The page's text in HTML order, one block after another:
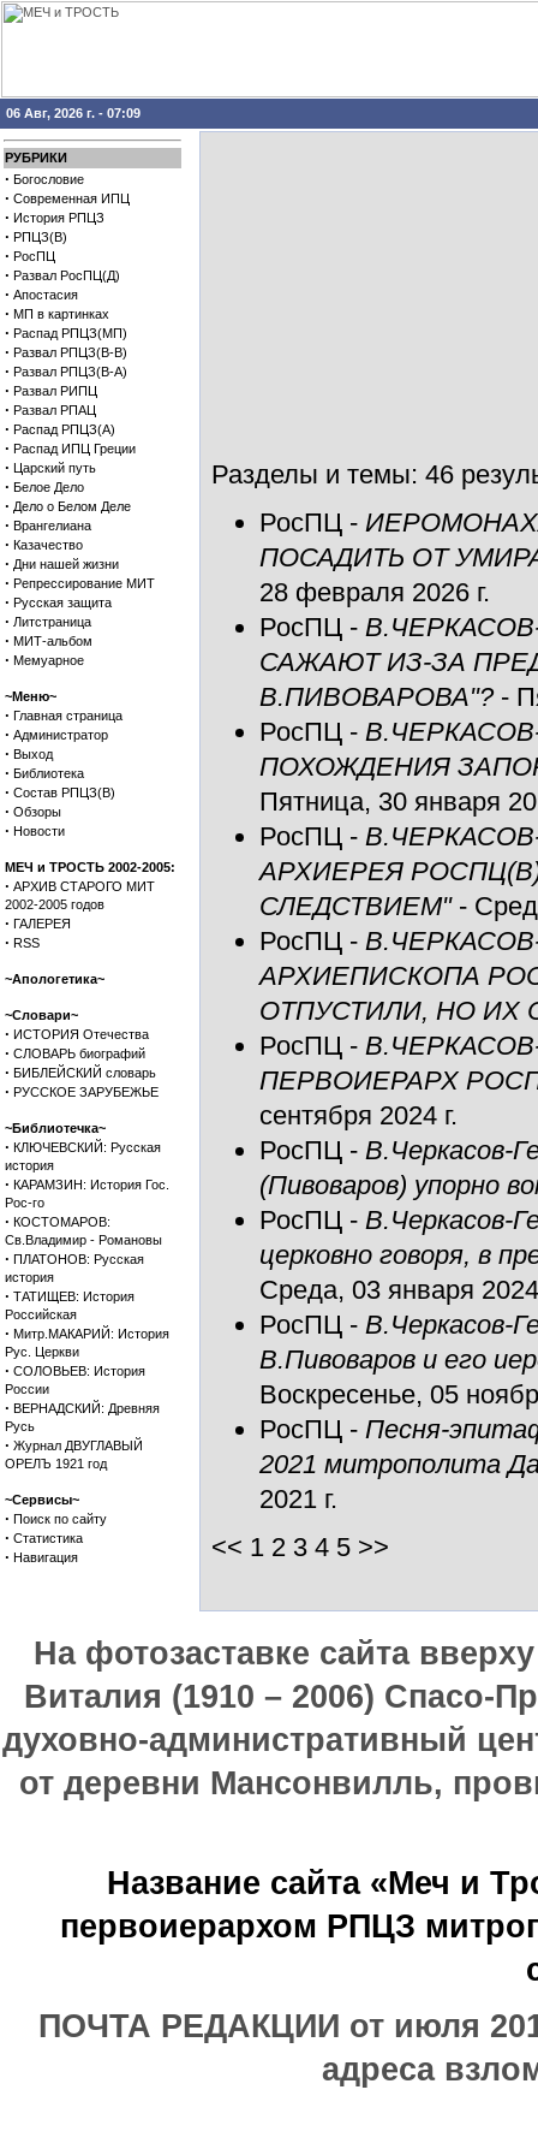
06 Авг, 2026 г. - 07:09
РУБРИКИ
· Богословие
· Современная ИПЦ
· История РПЦЗ
· РПЦЗ(В)
· РосПЦ
· Развал РосПЦ(Д)
· Апостасия
· МП в картинках
· Распад РПЦЗ(МП)
· Развал РПЦЗ(В-В)
· Развал РПЦЗ(В-А)
· Развал РИПЦ
· Развал РПАЦ
· Распад РПЦЗ(А)
· Распад ИПЦ Греции
· Царский путь
· Белое Дело
· Дело о Белом Деле
· Врангелиана
· Казачество
· Дни нашей жизни
· Репрессирование МИТ
· Русская защита
· Литстраница
· МИТ-альбом
· Мемуарное
~Меню~
· Главная страница
· Администратор
· Выход
· Библиотека
· Состав РПЦЗ(В)
· Обзоры
· Новости
МЕЧ и ТРОСТЬ 2002-2005:
· АРХИВ СТАРОГО МИТ
2002-2005 годов
· ГАЛЕРЕЯ
· RSS
~Апологетика~
~Словари~
· ИСТОРИЯ Отечества
· СЛОВАРЬ биографий
· БИБЛЕЙСКИЙ словарь
· РУССКОЕ ЗАРУБЕЖЬЕ
~Библиотечка~
· КЛЮЧЕВСКИЙ: Русская
история
· КАРАМЗИН: История Гос.
Рос-го
· КОСТОМАРОВ:
Св.Владимир - Романовы
· ПЛАТОНОВ: Русская
история
· ТАТИЩЕВ: История
Российская
· Митр.МАКАРИЙ: История
Рус. Церкви
· СОЛОВЬЕВ: История
России
· ВЕРНАДСКИЙ: Древняя
Русь
· Журнал ДВУГЛАВЫЙ
ОРЕЛЪ 1921 год
~Сервисы~
· Поиск по сайту
· Статистика
· Навигация
Разделы и темы: 46
РосПЦ -
ПОСАДИТЬ ОТ
28 февраля 2026 г.
РосПЦ -
САЖАЮТ ИЗ-ЗА
В.ПИВОВАРОВА"?-
РосПЦ -
ПОХОЖДЕНИЯ
Пятница, 30 января
РосПЦ -
АРХИЕРЕЯ
СЛЕДСТВИЕМ"-
РосПЦ -
АРХИЕПИСКОПА
ОТПУСТИЛИ, НО ИХ
РосПЦ -
ПЕРВОИЕРАРХ
сентября 2024 г.
РосПЦ - В.Черкасов-
(Пивоваров) упорно
РосПЦ - В.Черкасов-
церковно говоря, в
Среда, 03 января 2024
РосПЦ - В.Черкасов-
В.Пивоваров и его
Воскресенье, 05
РосПЦ - Песня-
2021 митрополита
2021 г.
<< 1 2 3 4 5 >>
На фотозаставке сайта
Виталия (1910 – 2006) Спасо-
духовно-административный
от деревни Мансонвилль,
Название сайта «Меч и
первоиерархом РПЦЗ
ПОЧТА РЕДАКЦИИ от июля
адреса